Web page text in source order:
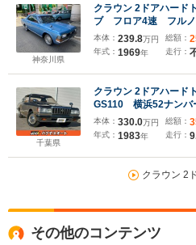
神奈川県
クラウン 2ドアハー
ブ フロア4速 フル
前期 MS51 ETC
本体： 239.8万円
年式： 1969年
総額：
走行：
千葉県
クラウン 2ドアハード
GS110 横浜52ナン
プ オリジナルツート
型エンジン
本体： 330.0万円
年式： 1983年
総額：
走行：
クラウン 2
その他のコンテンツ